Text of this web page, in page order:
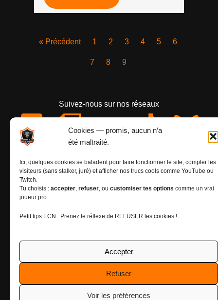
Cookies — promis, aucun n’a
été maltraité.
Ici, quelques cookies se baladent pour faire fonctionner le site, compter les
visiteurs (sans stalker, juré) et afficher nos trucs cools comme YouTube ou
Twitch.
Tu choisis : accepter, refuser, ou customiser tes options comme un vrai
joueur pro.
Petit tips ECN : Prenez le réflexe de REFUSER les cookies !
Accepter
Refuser
Voir les préférences
« Précédent 1 2 3 4 5 6
7 8 9
Suivez-nous sur nos réseaux
Mentions légales